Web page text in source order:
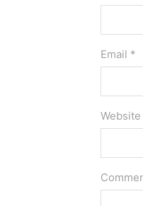
Email *
Website